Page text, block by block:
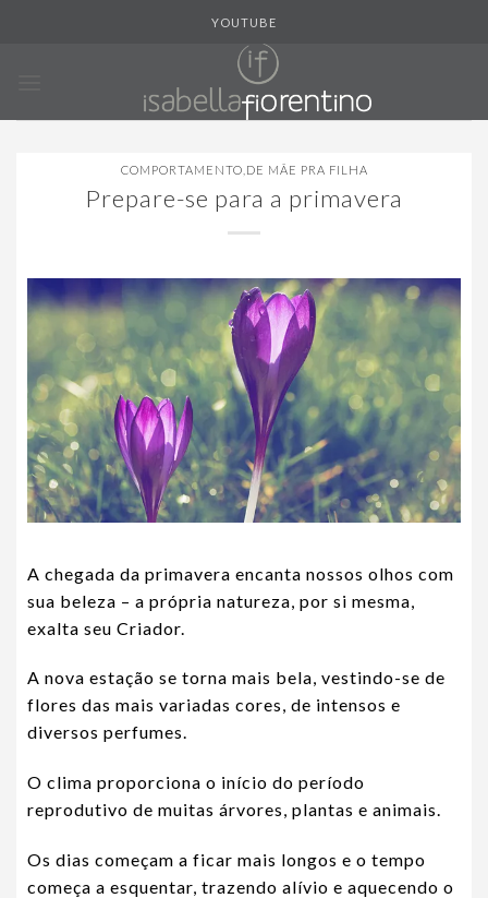
YOUTUBE
COMPORTAMENTO DE MÃE PRA FILHA
Prepare-se para a primavera
A chegada da primavera encanta nossos olhos com
sua beleza – a própria natureza, por si mesma,
exalta seu Criador.
A nova estação se torna mais bela, vestindo-se de
flores das mais variadas cores, de intensos e
diversos perfumes.
O clima proporciona o início do período
reprodutivo de muitas árvores, plantas e animais.
Os dias começam a ficar mais longos e o tempo
começa a esquentar, trazendo alívio e aquecendo o